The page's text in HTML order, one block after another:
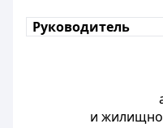
Руководитель
и